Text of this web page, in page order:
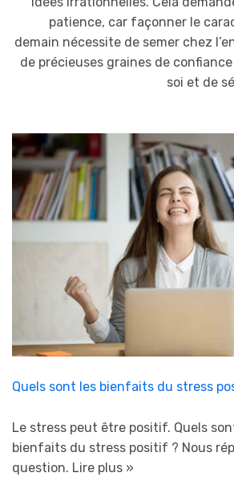
patience, car façonner le
demain nécessite de semer chez
de précieuses graines de confiance
soi et de
Quels sont les bienfaits du stress
Le stress peut être positif. Quels
bienfaits du stress positif ? Nous
question. Lire plus »